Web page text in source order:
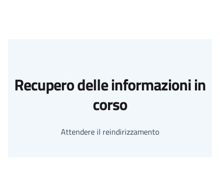
Recupero delle informazioni in
corso
Attendere il reindirizzamento